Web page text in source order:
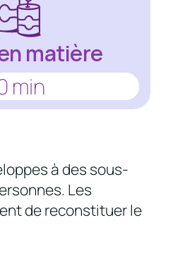
matière
min
à des sous-
Les
de reconstituer le